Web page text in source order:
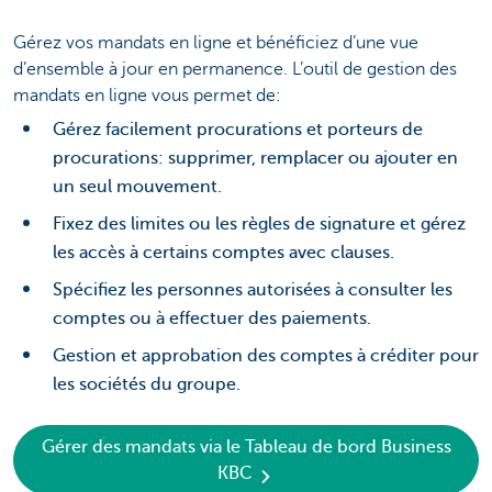
Gérez vos mandats en ligne et bénéficiez d’une vue
d’ensemble à jour en permanence. L’outil de gestion des
mandats en ligne vous permet de:
Gérez facilement procurations et porteurs de
procurations: supprimer, remplacer ou ajouter en
un seul mouvement.
Fixez des limites ou les règles de signature et gérez
les accès à certains comptes avec clauses.
Spécifiez les personnes autorisées à consulter les
comptes ou à effectuer des paiements.
Gestion et approbation des comptes à créditer pour
les sociétés du groupe.
Gérer des mandats via le Tableau de bord Business
KBC